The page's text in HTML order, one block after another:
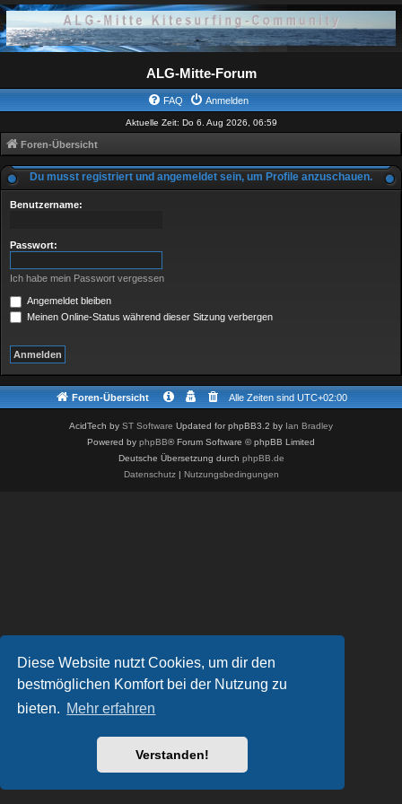
Diese Website nutzt Cookies, um dir den
bestmöglichen Komfort bei der Nutzung zu
bieten. Mehr erfahren
Verstanden!
ALG-Mitte-Forum
FAQ Anmelden
Aktuelle Zeit: Do 6. Aug 2026, 06:59
Foren-Übersicht
Du musst registriert und angemeldet sein, um Profile anzuschauen.
Benutzername:
Passwort:
Ich habe mein Passwort vergessen
Angemeldet bleiben
Meinen Online-Status während dieser Sitzung verbergen
Foren-Übersicht Alle Zeiten sind UTC+02:00
AcidTech by ST Software Updated for phpBB3.2 by Ian Bradley
Powered by phpBB® Forum Software © phpBB Limited
Deutsche Übersetzung durch phpBB.de
Datenschutz| Nutzungsbedingungen